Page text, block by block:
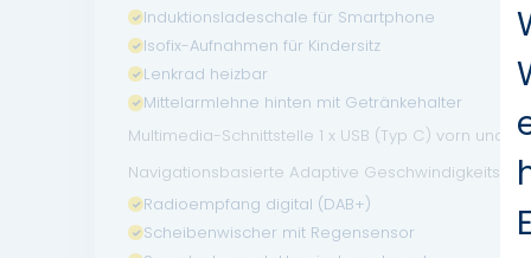
Induktionsladeschale für Smartphone
Isofix-Aufnahmen für Kindersitz
Lenkrad heizbar
Mittelarmlehne hinten mit Getränkehalter
Multimedia-Schnittstelle 1 x USB (Typ C) vorn und
Navigationsbasierte Adaptive
Radioempfang digital (DAB+)
Scheibenwischer mit Regensensor